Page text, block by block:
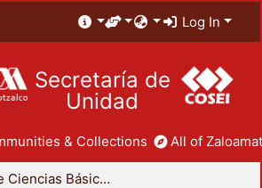
Log In
Secretaría de
Unidad
& Collections All of
División de Ciencias Básicas e Ingeniería